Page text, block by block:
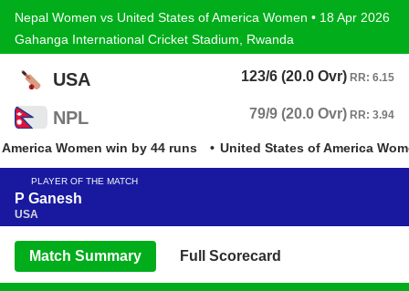
Nepal Women vs United States of America Women • 18 Apr 2026
Gahanga International Cricket Stadium, Rwanda
USA 123/6 (20.0 Ovr) RR: 6.15
NPL 79/9 (20.0 Ovr) RR: 3.94
Women win by 44 runs United States of America
PLAYER OF THE MATCH
P Ganesh
USA
Match Summary Full Scorecard